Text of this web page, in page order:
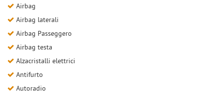
Airbag
Airbag laterali
Airbag Passeggero
Airbag testa
Alzacristalli elettrici
Antifurto
Autoradio